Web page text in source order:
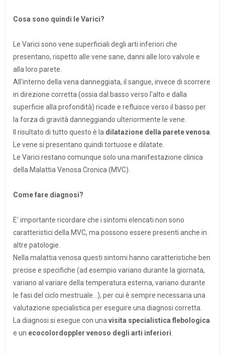
Cosa sono quindi le Varici?
Le Varici sono vene superficiali degli arti inferiori che
presentano, rispetto alle vene sane, danni alle loro valvole e
alla loro parete.
All'interno della vena danneggiata, il sangue, invece di scorrere
in direzione corretta (ossia dal basso verso l'alto e dalla
superficie alla profondità) ricade e refluisce verso il basso per
la forza di gravità danneggiando ulteriormente le vene.
Il risultato di tutto questo è la dilatazione della parete venosa
Le vene si presentano quindi tortuose e dilatate.
Le Varici restano comunque solo una manifestazione clinica
della Malattia Venosa Cronica (MVC).
Come fare diagnosi?
E' importante ricordare che i sintomi elencati non sono
caratteristici della MVC, ma possono essere presenti anche in
altre patologie.
Nella malattia venosa questi sintomi hanno caratteristiche ben
precise e specifiche (ad esempio variano durante la giornata,
variano al variare della temperatura esterna, variano durante
le fasi del ciclo mestruale...), per cui è sempre necessaria una
valutazione specialistica per eseguire una diagnosi corretta.
La diagnosi si esegue con una visita specialistica flebologica
e un ecocolordoppler venoso degli arti inferiori